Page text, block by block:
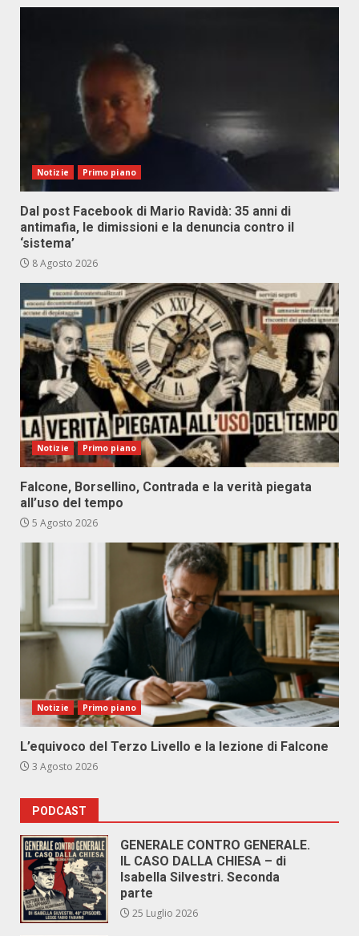
Notizie Primo piano
Dal post Facebook di Mario Ravidà: 35 anni di
antimafia, le dimissioni e la denuncia contro il
‘sistema’
8 Agosto 2026
Notizie Primo piano
Falcone, Borsellino, Contrada e la verità piegata
all’uso del tempo
5 Agosto 2026
Notizie Primo piano
L’equivoco del Terzo Livello e la lezione di Falcone
3 Agosto 2026
PODCAST
GENERALE CONTRO GENERALE.
IL CASO DALLA CHIESA – di
Isabella Silvestri. Seconda
parte
25 Luglio 2026